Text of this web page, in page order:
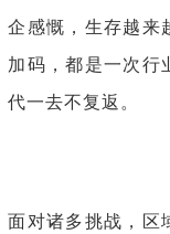
企感慨，生存越来
加码，都是一次行
代一去不复返。
面对诸多挑战，区